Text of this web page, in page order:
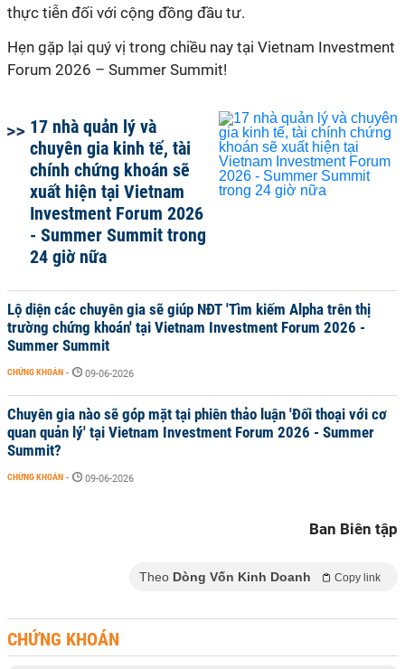
thực tiễn đối với cộng đồng đầu tư.
Hẹn gặp lại quý vị trong chiều nay tại Vietnam Investment
Forum 2026 – Summer Summit!
17 nhà quản lý và
chuyên gia kinh tế, tài
chính chứng khoán sẽ
xuất hiện tại Vietnam
Investment Forum 2026
- Summer Summit trong
24 giờ nữa
Lộ diện các chuyên gia sẽ giúp NĐT 'Tìm kiếm Alpha trên thị
trường chứng khoán' tại Vietnam Investment Forum 2026 -
Summer Summit
CHỨNG KHOÁN - 09-06-2026
Chuyên gia nào sẽ góp mặt tại phiên thảo luận 'Đối thoại với cơ
quan quản lý' tại Vietnam Investment Forum 2026 - Summer
Summit?
CHỨNG KHOÁN - 09-06-2026
Ban Biên tập
Theo Dòng Vốn Kinh Doanh Copy link
CHỨNG KHOÁN